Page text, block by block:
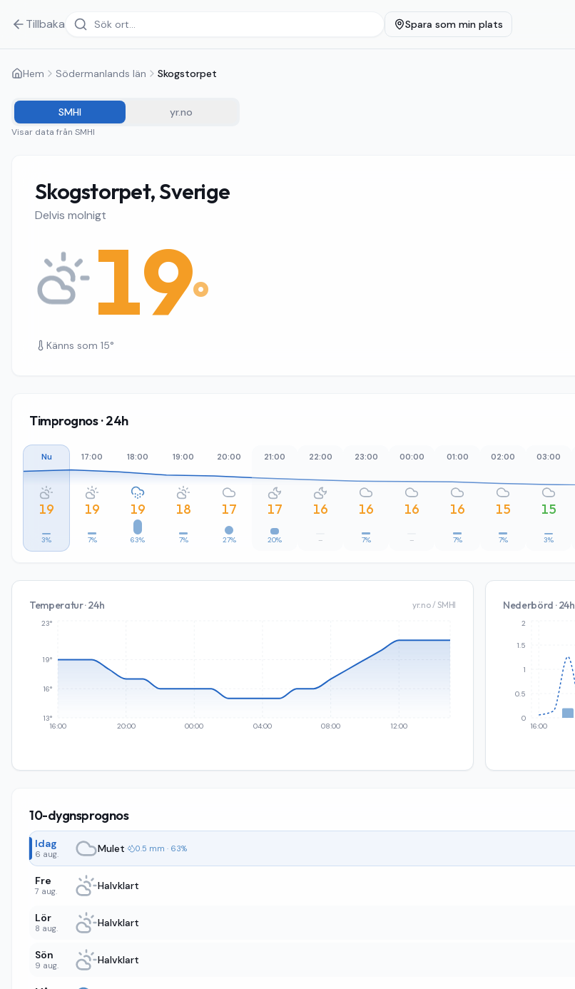
Tillbaka Spara som min plats
Hem Södermanlands län Skogstorpet
SMHI yr.no
Visar data från SMHI
Skogstorpet, Sverige
Delvis molnigt
19°
Känns som 15°
Timprognos · 24h
Nu
19
3%
17:00
19
7%
18:00
19
63%
19:00
18
7%
20:00
17
27%
21:00
17
20%
22:00
16
–
23:00
16
7%
00:00
16
–
01:00
16
7%
02:00
15
7%
03:00
15
3%
Temperatur · 24h yr.no / SMHI
16:00 20:00 00:00 04:00 08:00 12:00
13°
16°
19°
23°
Nederbörd · 24h
16:00
0
0.5
1
1.5
2
10-dygnsprognos
Idag
6 aug. Mulet· 0.5 mm · 63%
Fre
7 aug. Halvklart
Lör
8 aug. Halvklart
Sön
9 aug. Halvklart